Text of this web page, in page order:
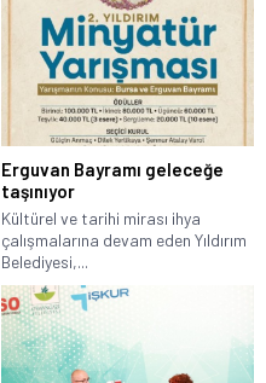
Erguvan Bayramı geleceğe
taşınıyor
Kültürel ve tarihi mirası ihya
çalışmalarına devam eden Yıldırım
Belediyesi,...